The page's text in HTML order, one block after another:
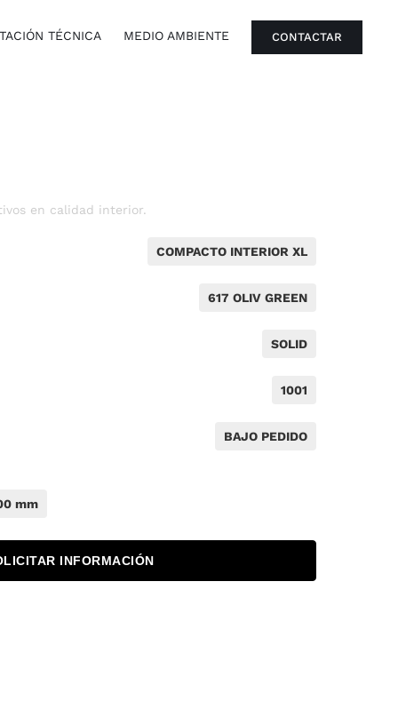
TÉCNICA MEDIO AMBIENTE CONTACTAR
en calidad interior.
COMPACTO INTERIOR XL
617 OLIV GREEN
SOLID
1001
BAJO PEDIDO
mm
INFORMACIÓN